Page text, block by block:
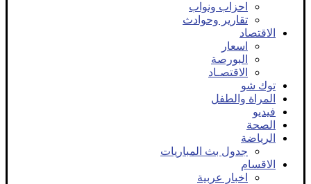
احزاب ونواب
تقارير وحوادث
الاقتصاد
اسعار
البورصة
الاقتصـاد
توك شو
المراة والطفل
فيديو
الصحة
الرياضة
جدول بث المباريات
الاقسام
اخبار عربية